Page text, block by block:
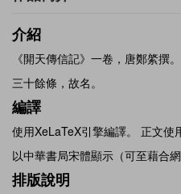
介紹
《開天傳信記》一卷，唐鄭綮撰
三十餘條，故名。
編譯
使用XeLaTeX引擎編譯。 正文使
以中華書局宋體顯示（可至藉合網
排版說明